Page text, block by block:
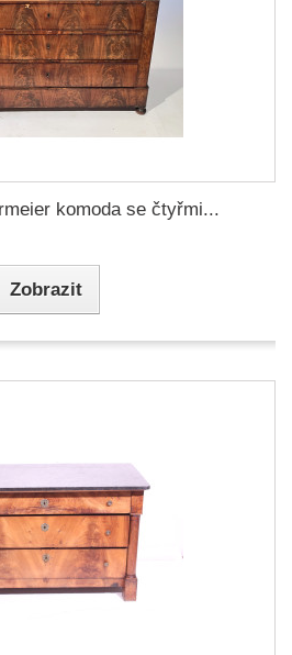
komoda se čtyřmi...
Zobrazit